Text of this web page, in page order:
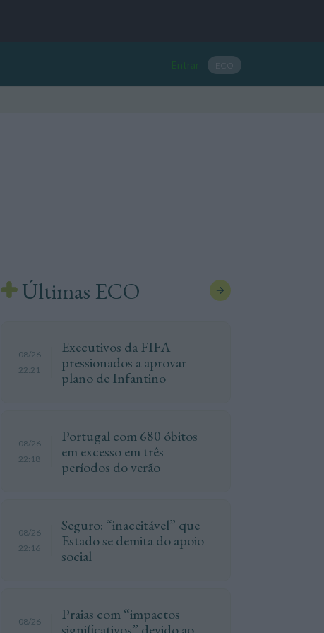
Entrar ECO
Últimas ECO
08/26
22:21
Executivos da FIFA
pressionados a aprovar
plano de Infantino
08/26
22:18
Portugal com 680 óbitos
em excesso em três
períodos do verão
08/26
22:16
Seguro: “inaceitável” que
Estado se demita do apoio
social
08/26
Praias com “impactos